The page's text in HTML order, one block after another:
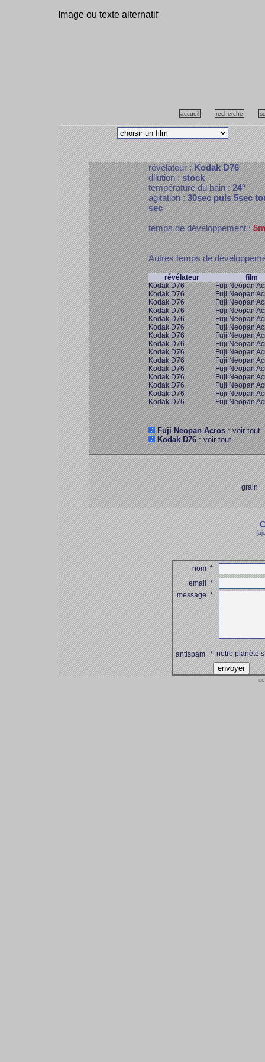
Image ou texte alternatif
accueil recherche
révélateur :Kodak D76
dilution :stock
température du bain :24°
agitation :30sec puis 5sec
sec
temps de développement :
Autres temps de
révélateur
film
Kodak D76
Fuji Neopan
Kodak D76
Fuji Neopan
Kodak D76
Fuji Neopan
Kodak D76
Fuji Neopan
Kodak D76
Fuji Neopan
Kodak D76
Fuji Neopan
Kodak D76
Fuji Neopan
Kodak D76
Fuji Neopan
Kodak D76
Fuji Neopan
Kodak D76
Fuji Neopan
Kodak D76
Fuji Neopan
Kodak D76
Fuji Neopan
Kodak D76
Fuji Neopan
Kodak D76
Fuji Neopan
Kodak D76
Fuji Neopan
Fuji Neopan Acros: voir tout
Kodak D76: voir tout
grain
nom*
email*
message*
antispam *notre planète